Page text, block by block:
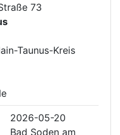
73
Taunus-Kreis
2026-05-20
Bad Soden am